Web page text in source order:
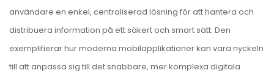
användare en enkel, centraliserad lösning för att hantera och
distribuera information på ett säkert och smart sätt. Den
exemplifierar hur moderna mobilapplikationer kan vara nyckeln
till att anpassa sig till det snabbare, mer komplexa digitala